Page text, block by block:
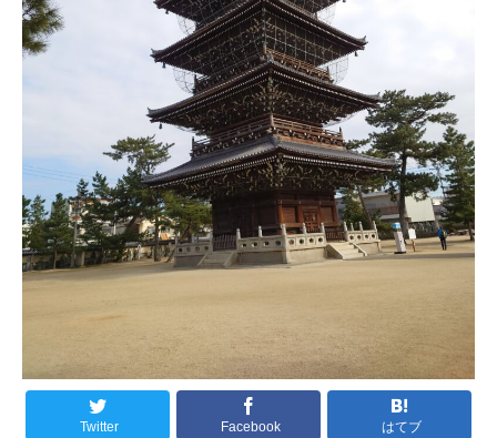
Twitter Facebook はてブ